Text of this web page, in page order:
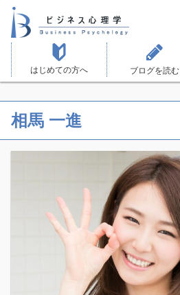
はじめての方へ ブログを読む
相馬 一進